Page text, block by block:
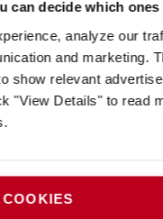
can decide which ones
analyze our
and marketing.
show relevant
"View Details" to read
à la lumière
+100 °C
/ Classe E